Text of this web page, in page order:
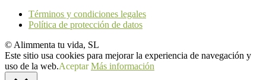
Términos y condiciones legales
Política de protección de datos
© Alimmenta tu vida, SL
Este sitio usa cookies para mejorar la experiencia de navegación y
uso de la web.Aceptar Más información